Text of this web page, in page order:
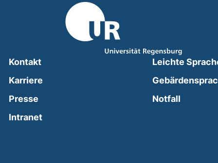
Kontakt
Karriere
Presse
Intranet(external link, opens in a new window)
Leichte
Notfall